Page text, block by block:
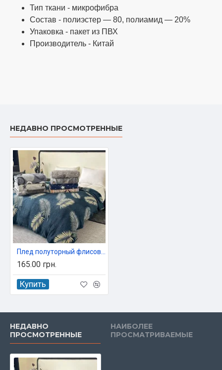
Тип ткани - микрофибра
Состав - полиэстер — 80, полиамид — 20%
Упаковка - пакет из ПВХ
Производитель - Китай
НЕДАВНО ПРОСМОТРЕННЫЕ
165.00 грн.
Купить
НЕДАВНО
ПРОСМОТРЕННЫЕ
НАИБОЛЕЕ
ПРОСМАТРИВАЕМЫЕ